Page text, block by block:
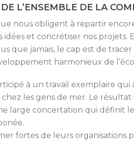
L’ENSEMBLE DE LA
nous obligent à repartir
et concrétiser nos projets.
que jamais, le cap est de
harmonieux de
à un travail exemplaire
chez les gens de mer. Le
large concertation qui définit
fortes de leurs organisations